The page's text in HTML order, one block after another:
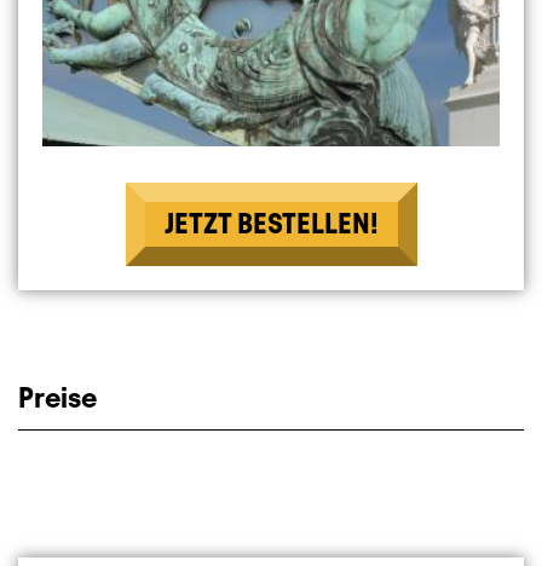
JETZT BESTELLEN!
Preise